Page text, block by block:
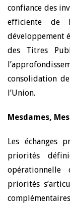
confiance des
efficiente de
développement
des Titres
consolidation
l’Union.
Mesdames,
Les échanges
priorités
priorités